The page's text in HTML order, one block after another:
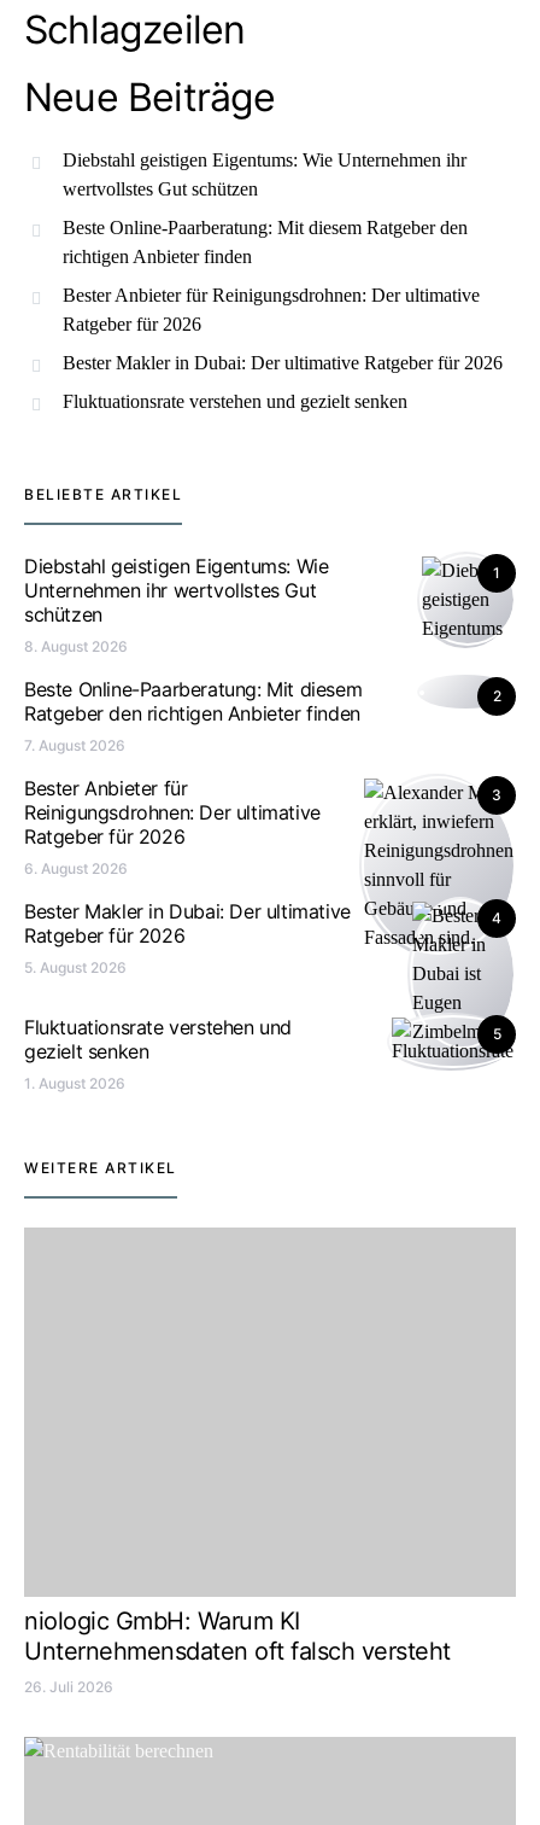
Schlagzeilen
Neue Beiträge
Diebstahl geistigen Eigentums: Wie Unternehmen ihr
wertvollstes Gut schützen
Beste Online-Paarberatung: Mit diesem Ratgeber den
richtigen Anbieter finden
Bester Anbieter für Reinigungsdrohnen: Der ultimative
Ratgeber für 2026
Bester Makler in Dubai: Der ultimative Ratgeber für 2026
Fluktuationsrate verstehen und gezielt senken
BELIEBTE ARTIKEL
1
Diebstahl geistigen Eigentums: Wie
Unternehmen ihr wertvollstes Gut
schützen
8. August 2026
2
Beste Online-Paarberatung: Mit diesem
Ratgeber den richtigen Anbieter finden
7. August 2026
3
Bester Anbieter für
Reinigungsdrohnen: Der ultimative
Ratgeber für 2026
6. August 2026
4
Bester Makler in Dubai: Der ultimative
Ratgeber für 2026
5. August 2026
5
Fluktuationsrate verstehen und
gezielt senken
1. August 2026
WEITERE ARTIKEL
niologic GmbH: Warum KI
Unternehmensdaten oft falsch versteht
26. Juli 2026